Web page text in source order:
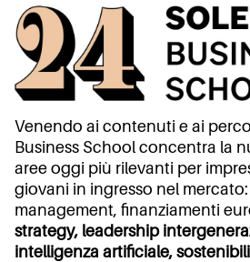
Venendo ai contenuti e ai
Business School concentra la
aree oggi più rilevanti per
giovani in ingresso nel
management, finanziamenti
strategy, leadership
intelligenza artificiale,